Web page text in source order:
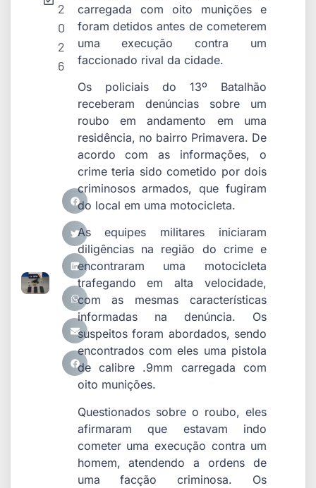
2
0
2
6
carregada com oito munições e
foram detidos antes de cometerem
uma execução contra um
faccionado rival da cidade.
Os policiais do 13º Batalhão
receberam denúncias sobre um
roubo em andamento em uma
residência, no bairro Primavera. De
acordo com as informações, o
crime teria sido cometido por dois
criminosos armados, que fugiram
do local em uma motocicleta.
As equipes militares iniciaram
diligências na região do crime e
encontraram uma motocicleta
trafegando em alta velocidade,
com as mesmas características
informadas na denúncia. Os
suspeitos foram abordados, sendo
encontrados com eles uma pistola
de calibre .9mm carregada com
oito munições.
Questionados sobre o roubo, eles
afirmaram que estavam indo
cometer uma execução contra um
homem, atendendo a ordens de
uma facção criminosa. Os